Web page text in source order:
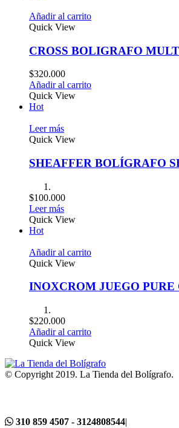
Añadir al carrito
Quick View
CROSS BOLIGRAFO
$320.000
Añadir al carrito
Quick View
Hot
Leer más
Quick View
SHEAFFER BOLÍGRAFO
$100.000
Leer más
Quick View
Hot
Añadir al carrito
Quick View
INOXCROM JUEGO
$220.000
Añadir al carrito
Quick View
© Copyright 2019. La Tienda del Bolígrafo.
310 859 4507 - 3124808544|